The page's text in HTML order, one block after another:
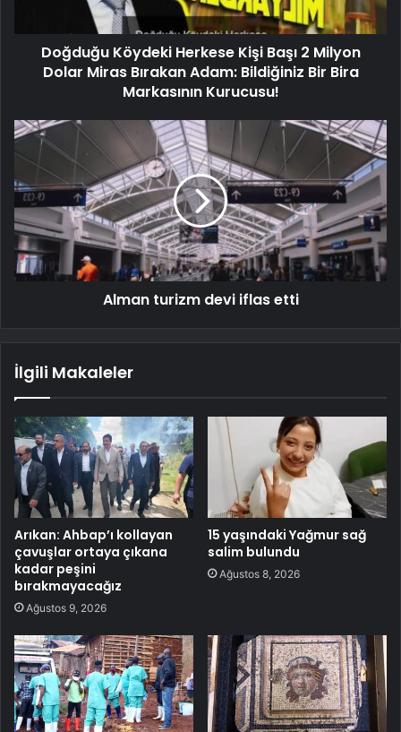
Doğduğu Köydeki Herkese Kişi Başı 2 Milyon
Dolar Miras Bırakan Adam: Bildiğiniz Bir Bira
Markasının Kurucusu!
Alman turizm devi iflas etti
İlgili Makaleler
Arıkan: Ahbap’ı kollayan
çavuşlar ortaya çıkana
kadar peşini
bırakmayacağız
Ağustos 9, 2026
15 yaşındaki Yağmur sağ
salim bulundu
Ağustos 8, 2026